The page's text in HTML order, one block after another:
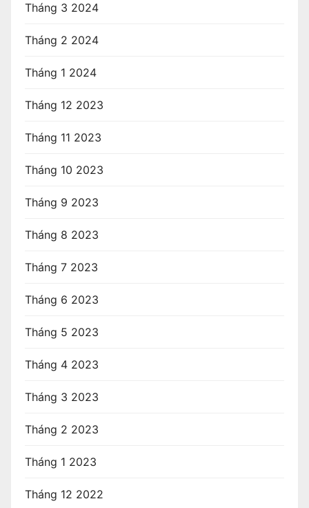
Tháng 3 2024
Tháng 2 2024
Tháng 1 2024
Tháng 12 2023
Tháng 11 2023
Tháng 10 2023
Tháng 9 2023
Tháng 8 2023
Tháng 7 2023
Tháng 6 2023
Tháng 5 2023
Tháng 4 2023
Tháng 3 2023
Tháng 2 2023
Tháng 1 2023
Tháng 12 2022